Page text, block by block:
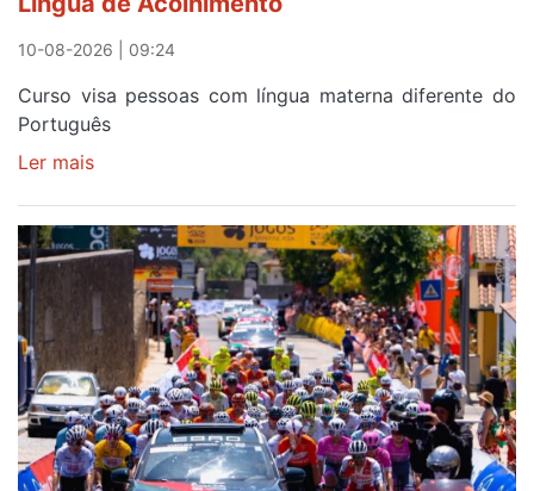
Volta
a
Portugal
10-08-2026 | 09:24
Curso visa pessoas com língua materna diferente do
Português
Ler mais
Pedro
abre
curso
de
Português
Língua
de
Acolhimento